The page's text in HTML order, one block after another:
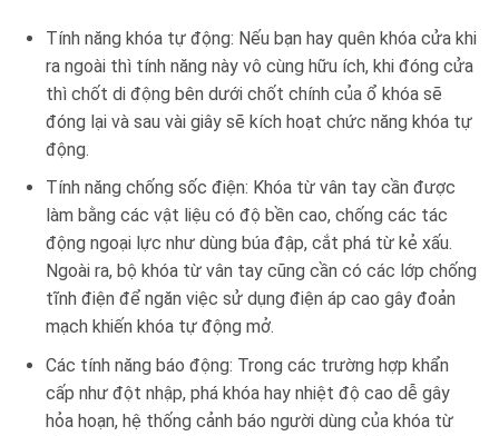
Tính năng khóa tự động: Nếu bạn hay quên khóa cửa khi
ra ngoài thì tính năng này vô cùng hữu ích, khi đóng cửa
thì chốt di động bên dưới chốt chính của ổ khóa sẽ
đóng lại và sau vài giây sẽ kích hoạt chức năng khóa tự
động.
Tính năng chống sốc điện: Khóa từ vân tay cần được
làm bằng các vật liệu có độ bền cao, chống các tác
động ngoại lực như dùng búa đập, cắt phá từ kẻ xấu.
Ngoài ra, bộ khóa từ vân tay cũng cần có các lớp chống
tĩnh điện để ngăn việc sử dụng điện áp cao gây đoản
mạch khiến khóa tự động mở.
Các tính năng báo động: Trong các trường hợp khẩn
cấp như đột nhập, phá khóa hay nhiệt độ cao dễ gây
hỏa hoạn, hệ thống cảnh báo người dùng của khóa từ